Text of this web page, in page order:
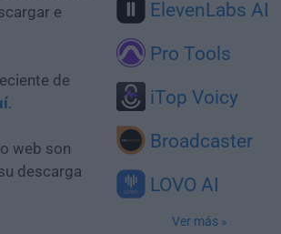
ElevenLabs AI
Pro Tools
iTop Voicy
Broadcaster
LOVO AI
Ver más »
e
de
.
web son
descarga